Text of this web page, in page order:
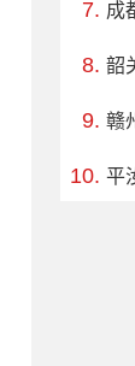
赣
平